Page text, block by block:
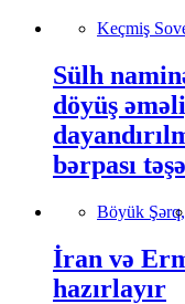
Keçmiş
Sülh
döyüş
bərpası
Böyük Şərq,
İran və
hazırlayır